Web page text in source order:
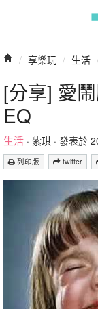
/ 享樂玩 / 生活
[分享] 愛
EQ
生活 · 紫琪 · 發表於
列印版 twitter